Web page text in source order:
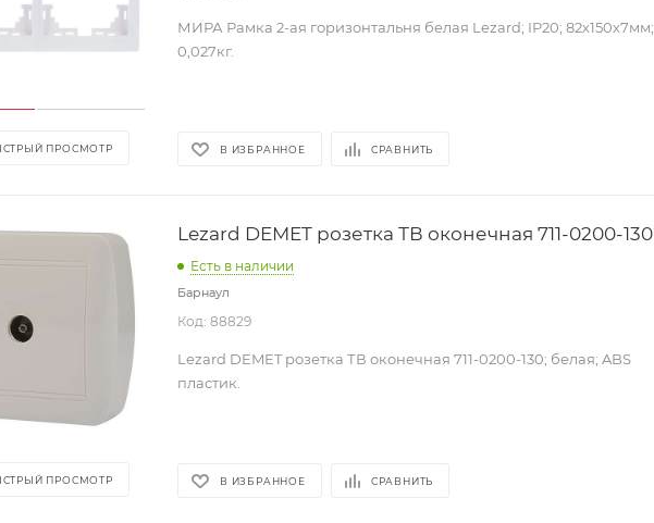
ПРОСМОТР
МИРА Рамка 2-ая горизонтальня белая Lezard; IP20; 82х150х7мм;
0,027кг.
В ИЗБРАННОЕ СРАВНИТЬ
ПРОСМОТР
Lezard DEMET розетка ТВ оконечная 711-0200-130
Есть в наличии
Барнаул
Код: 88829
Lezard DEMET розетка ТВ оконечная 711-0200-130; белая; ABS
пластик.
В ИЗБРАННОЕ СРАВНИТЬ